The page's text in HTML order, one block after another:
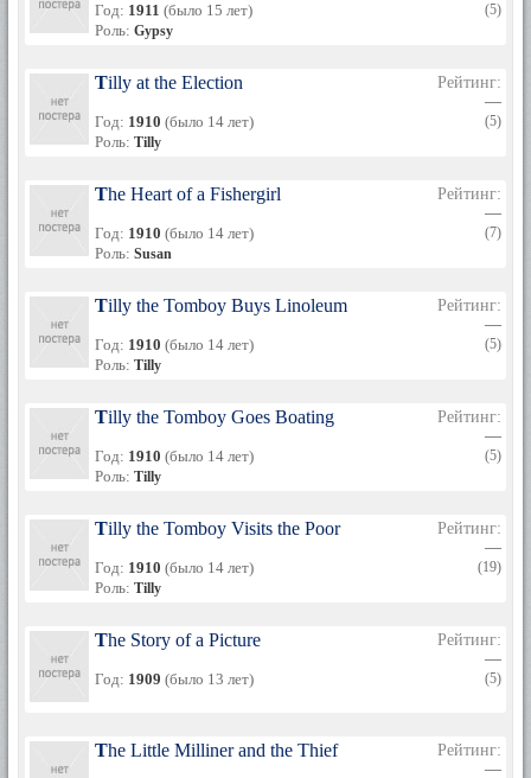
Год: 1911 (было 15 лет)
Роль: Gypsy
(5)
Tilly at the Election
Год: 1910 (было 14 лет)
Роль: Tilly
Рейтинг:
—
(5)
The Heart of a Fishergirl
Год: 1910 (было 14 лет)
Роль: Susan
Рейтинг:
—
(7)
Tilly the Tomboy Buys Linoleum
Год: 1910 (было 14 лет)
Роль: Tilly
Рейтинг:
—
(5)
Tilly the Tomboy Goes Boating
Год: 1910 (было 14 лет)
Роль: Tilly
Рейтинг:
—
(5)
Tilly the Tomboy Visits the Poor
Год: 1910 (было 14 лет)
Роль: Tilly
Рейтинг:
—
(19)
The Story of a Picture
Год: 1909 (было 13 лет)
Рейтинг:
—
(5)
The Little Milliner and the Thief
Рейтинг:
—